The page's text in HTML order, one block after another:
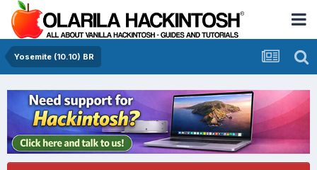
Yosemite (10.10) BR